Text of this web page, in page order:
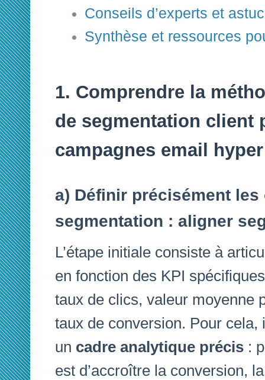
Conseils d’experts et
Synthèse et ressources
1. Comprendre la
de segmentation client
campagnes email
a) Définir précisément
segmentation : aligner
L’étape initiale consiste à
en fonction des KPI
taux de clics, valeur moyenne
taux de conversion. Pour cela,
un cadre analytique précis :
est d’accroître la conversion,